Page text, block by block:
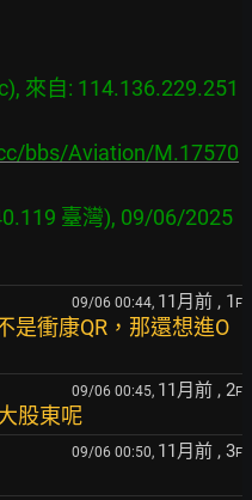
來自: 114.136.229.251
bbs/Aviation/M.17570
臺灣), 09/06/2025
09/06 00:44, 11月前 , 1 F
是衝康QR，那還想進O
09/06 00:45, 11月前 , 2F
股東呢
09/06 00:50, 11月前 , 3F